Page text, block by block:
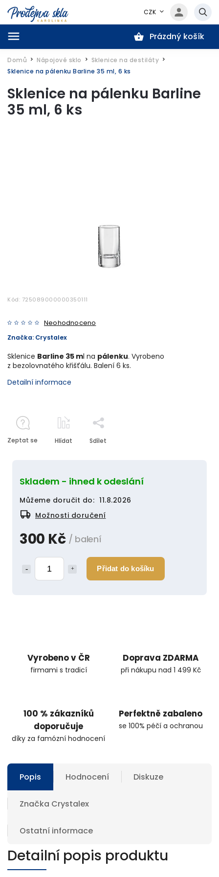
CZK
Prázdný košík
Domů / Nápojové sklo / Sklenice na destiláty /
Sklenice na pálenku Barline 35 ml, 6 ks
Sklenice na pálenku Barline
35 ml, 6 ks
Kód: 725089000000350111
Neohodnoceno
Značka: Crystalex
300 Kč / balení
Přidat do košíku
Skladem - ihned k odeslání
Můžeme doručit do: 11.8.2026
Možnosti doručení
Sklenice Barline 35 ml na pálenku. Vyrobeno
z bezolovnatého křišťálu. Balení 6 ks.
Detailní informace
Zeptat se Hlídat Sdílet
Vyrobeno v ČR
firmami s tradicí
Doprava ZDARMA
při nákupu nad 1 499 Kč
100 % zákazníků
doporučuje
díky za famózní hodnocení
Perfektně zabaleno
se 100% péčí a ochranou
Popis Hodnocení Diskuze
Značka Crystalex
Ostatní informace
Detailní popis produktu